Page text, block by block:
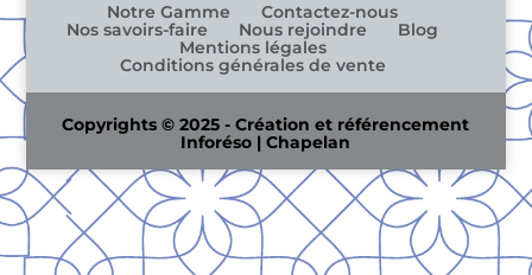
Notre Gamme
Contactez-nous
Nos savoirs-faire
Nous rejoindre
Blog
Mentions légales
Conditions générales de vente
Copyrights © 2025 - Création et référencement
Inforéso | Chapelan